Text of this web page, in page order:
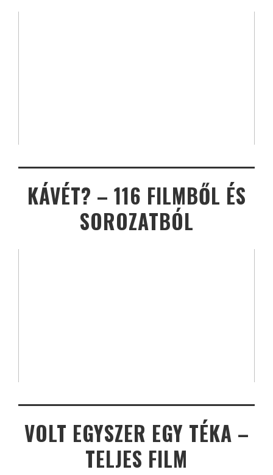
KÁVÉT? – 116 FILMBŐL ÉS
SOROZATBÓL
VOLT EGYSZER EGY TÉKA –
TELJES FILM